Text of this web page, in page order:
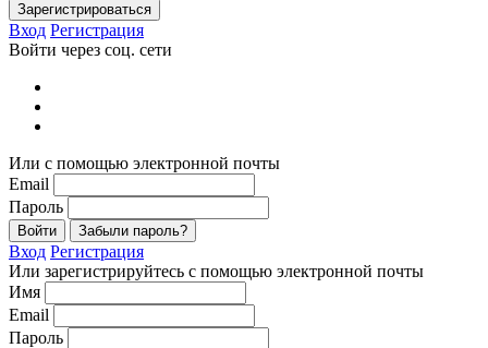
Зарегистрироваться
Вход Регистрация
Войти через соц. сети
Или с помощью электронной почты
Email
Пароль
Войти Забыли пароль?
Вход Регистрация
Или зарегистрируйтесь с помощью электронной почты
Имя
Email
Пароль